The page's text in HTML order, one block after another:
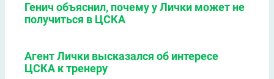
Генич объяснил, почему у Лички может не
получиться в ЦСКА
Агент Лички высказался об интересе
ЦСКА к тренеру